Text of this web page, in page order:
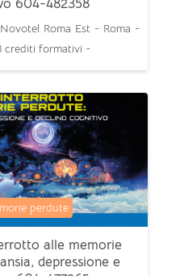
Roma Est - Roma -
crediti formativi -
alle memorie
depressione e
perdute